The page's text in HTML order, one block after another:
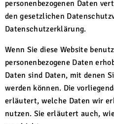
personenbezogenen Daten
den gesetzlichen
Datenschutzerklärung.
Wenn Sie diese Website
personenbezogene Daten
Daten sind Daten, mit denen
werden können. Die
erläutert, welche Daten wir
nutzen. Sie erläutert auch,